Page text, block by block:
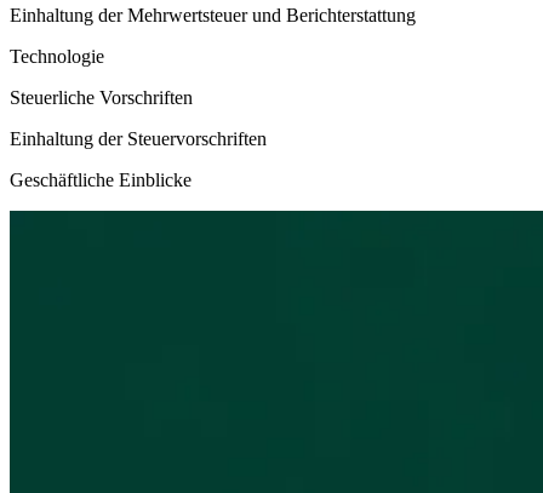
Einhaltung der Mehrwertsteuer und Berichterstattung
Technologie
Steuerliche Vorschriften
Einhaltung der Steuervorschriften
Geschäftliche Einblicke